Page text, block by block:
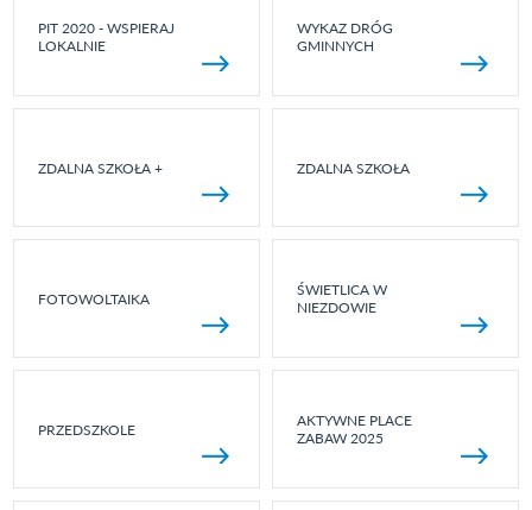
PIT 2020 - WSPIERAJ
LOKALNIE
WYKAZ DRÓG
GMINNYCH
ZDALNA SZKOŁA + ZDALNA SZKOŁA
FOTOWOLTAIKA
ŚWIETLICA W
NIEZDOWIE
PRZEDSZKOLE
AKTYWNE PLACE
ZABAW 2025